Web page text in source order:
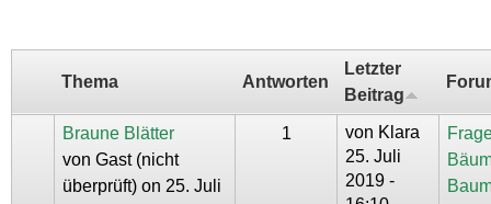
Thema Antworten
Letzter
Beitrag
Braune Blätter
von Gast (nicht
überprüft) on 25. Juli
1 von Klara
25. Juli
2019 -